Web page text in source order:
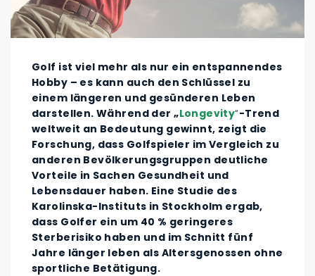
Golf ist viel mehr als nur ein entspannendes
Hobby – es kann auch den Schlüssel zu
einem längeren und gesünderen Leben
darstellen. Während der „Longevity“-Trend
weltweit an Bedeutung gewinnt, zeigt die
Forschung, dass Golfspieler im Vergleich zu
anderen Bevölkerungsgruppen deutliche
Vorteile in Sachen Gesundheit und
Lebensdauer haben. Eine Studie des
Karolinska-Instituts in Stockholm ergab,
dass Golfer ein um 40 % geringeres
Sterberisiko haben und im Schnitt fünf
Jahre länger leben als Altersgenossen ohne
sportliche Betätigung.